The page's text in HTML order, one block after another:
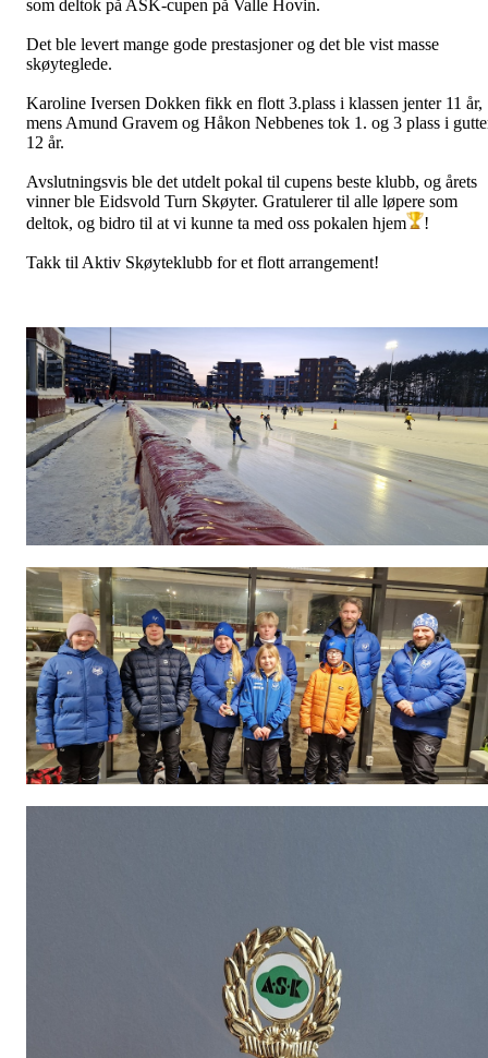
som deltok på ASK-cupen på Valle Hovin.
Det ble levert mange gode prestasjoner og det ble vist masse
skøyteglede.
Karoline Iversen Dokken fikk en flott 3.plass i klassen jenter 11 år,
mens Amund Gravem og Håkon Nebbenes tok 1. og 3 plass i
12 år.
Avslutningsvis ble det utdelt pokal til cupens beste klubb, og årets
vinner ble Eidsvold Turn Skøyter. Gratulerer til alle løpere som
deltok, og bidro til at vi kunne ta med oss pokalen hjem
!
Takk til Aktiv Skøyteklubb for et flott arrangement!